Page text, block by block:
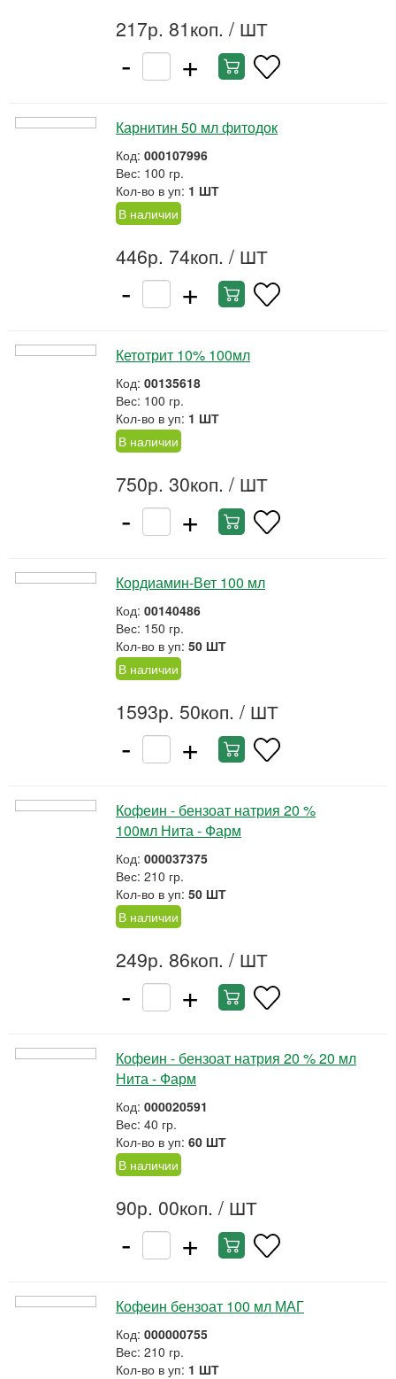
217р. 81коп. / ШТ
- +
Карнитин 50 мл фитодок
Код: 000107996
Вес: 100 гр.
Кол-во в уп: 1 ШТ
В наличии
446р. 74коп. / ШТ
- +
Кетотрит 10% 100мл
Код: 00135618
Вес: 100 гр.
Кол-во в уп: 1 ШТ
В наличии
750р. 30коп. / ШТ
- +
Кордиамин-Вет 100 мл
Код: 00140486
Вес: 150 гр.
Кол-во в уп: 50 ШТ
В наличии
1593р. 50коп. / ШТ
- +
Кофеин - бензоат натрия 20 %
100мл Нита - Фарм
Код: 000037375
Вес: 210 гр.
Кол-во в уп: 50 ШТ
В наличии
249р. 86коп. / ШТ
- +
Кофеин - бензоат натрия 20 % 20 мл
Нита - Фарм
Код: 000020591
Вес: 40 гр.
Кол-во в уп: 60 ШТ
В наличии
90р. 00коп. / ШТ
- +
Кофеин бензоат 100 мл МАГ
Код: 000000755
Вес: 210 гр.
Кол-во в уп: 1 ШТ